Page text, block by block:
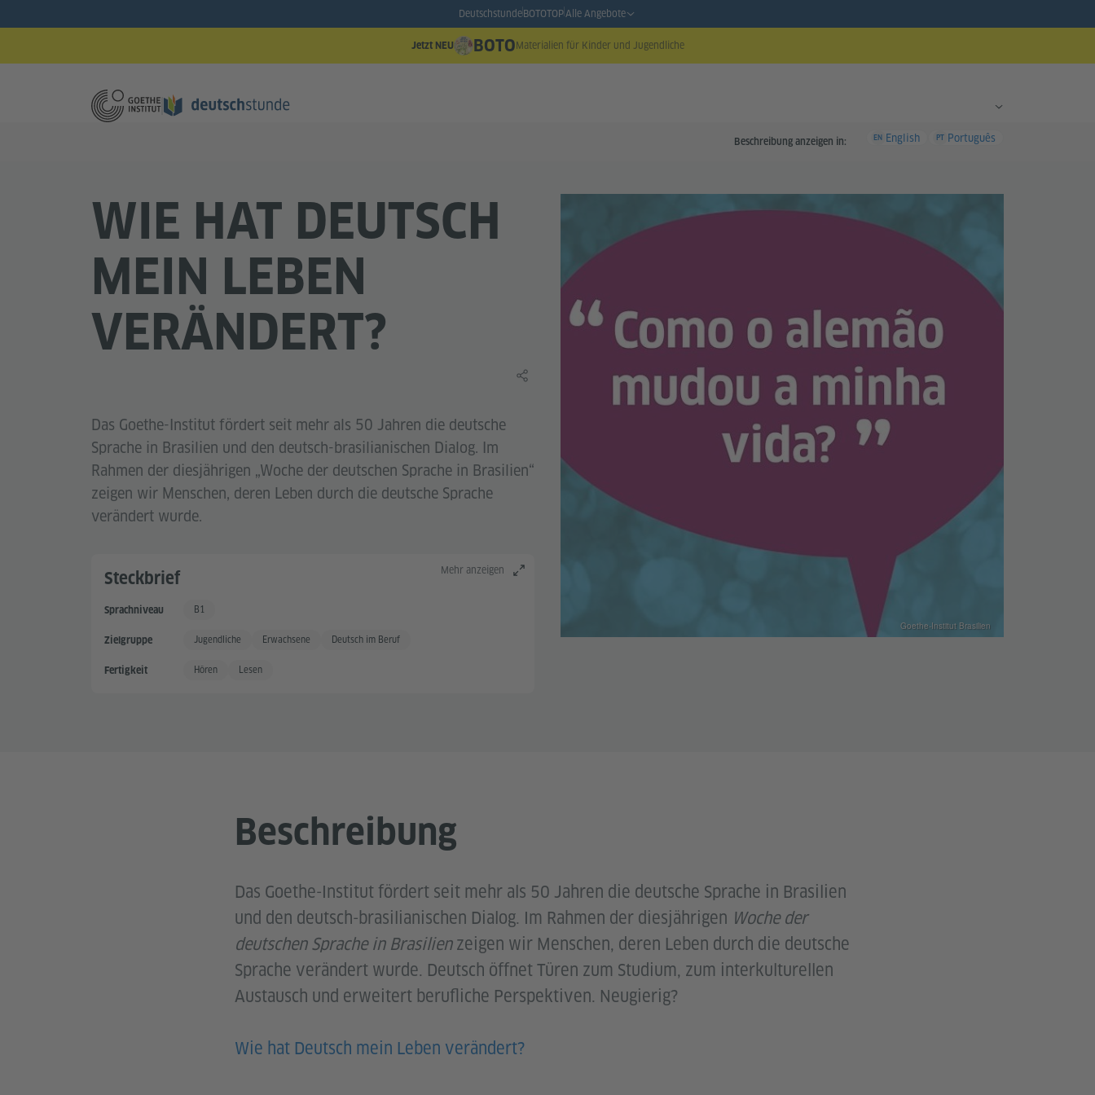
DeutschstundeBOTOTOPAlle Angebote
Jetzt NEU BOTOMaterialien für Kinder und Jugendliche
Beschreibung anzeigen in: EN English PT Português
WIE HAT DEUTSCH
MEIN LEBEN
VERÄNDERT?
Lerninhalt teilen
Das Goethe-Institut fördert seit mehr als 50 Jahren die deutsche
Sprache in Brasilien und den deutsch-brasilianischen Dialog. Im
Rahmen der diesjährigen „Woche der deutschen Sprache in Brasilien“
zeigen wir Menschen, deren Leben durch die deutsche Sprache
verändert wurde.
Mehr anzeigen
Steckbrief
Sprachniveau Gute Sprachkenntnisse
B1
Zielgruppe Jugendliche Erwachsene Deutsch im Beruf
Fertigkeit Hören Lesen
Goethe-Institut Brasilien
Beschreibung
Das Goethe-Institut fördert seit mehr als 50 Jahren die deutsche Sprache in Brasilien
und den deutsch-brasilianischen Dialog. Im Rahmen der diesjährigen Woche der
deutschen Sprache in Brasilienzeigen wir Menschen, deren Leben durch die deutsche
Sprache verändert wurde. Deutsch öffnet Türen zum Studium, zum interkulturellen
Austausch und erweitert berufliche Perspektiven. Neugierig?
Wie hat Deutsch mein Leben verändert?